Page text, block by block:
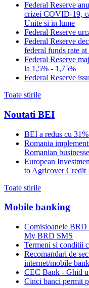
Federal Reserve
crizei COVID-19,
Unite si in lume
Federal Reserve
Federal Reserve
federal funds rate
Federal Reserve
la 1,5% - 1,75%
Federal Reserve
Toate stirile
Noutati BEI
BEI a redus cu
Romania
Romanian
European
to Agricover Credit
Toate stirile
Mobile banking
Comisioanele
My BRD SMS
Termeni si conditii
Recomandari de
internet/mobile
CEC Bank - Ghid
Cinci banci permit